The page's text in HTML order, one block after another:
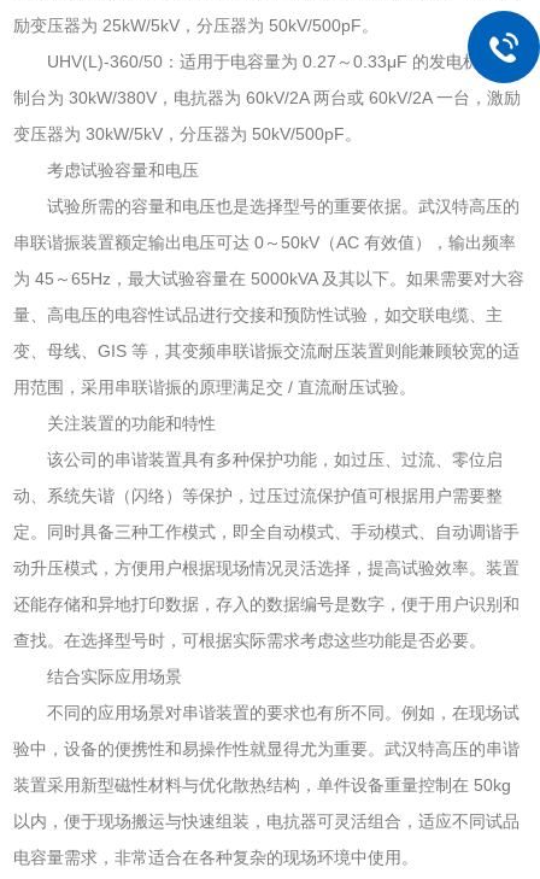
励变压器为 25kW/5kV，分压器为 50kV/500pF。
UHV(L)-360/50：适用于电容量为 0.27～0.33μF 的发电机，控
制台为 30kW/380V，电抗器为 60kV/2A 两台或 60kV/2A 一台，激励
变压器为 30kW/5kV，分压器为 50kV/500pF。
考虑试验容量和电压
试验所需的容量和电压也是选择型号的重要依据。武汉特高压的
串联谐振装置额定输出电压可达 0～50kV（AC 有效值），输出频率
为 45～65Hz，最大试验容量在 5000kVA 及其以下。如果需要对大容
量、高电压的电容性试品进行交接和预防性试验，如交联电缆、主
变、母线、GIS 等，其变频串联谐振交流耐压装置则能兼顾较宽的适
用范围，采用串联谐振的原理满足交 / 直流耐压试验。
关注装置的功能和特性
该公司的串谐装置具有多种保护功能，如过压、过流、零位启
动、系统失谐（闪络）等保护，过压过流保护值可根据用户需要整
定。同时具备三种工作模式，即全自动模式、手动模式、自动调谐手
动升压模式，方便用户根据现场情况灵活选择，提高试验效率。装置
还能存储和异地打印数据，存入的数据编号是数字，便于用户识别和
查找。在选择型号时，可根据实际需求考虑这些功能是否必要。
结合实际应用场景
不同的应用场景对串谐装置的要求也有所不同。例如，在现场试
验中，设备的便携性和易操作性就显得尤为重要。武汉特高压的串谐
装置采用新型磁性材料与优化散热结构，单件设备重量控制在 50kg
以内，便于现场搬运与快速组装，电抗器可灵活组合，适应不同试品
电容量需求，非常适合在各种复杂的现场环境中使用。